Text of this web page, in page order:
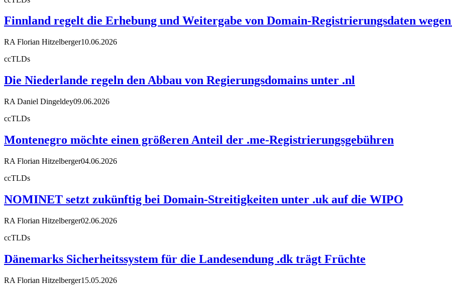
Finnland regelt die Erhebung und Weitergabe von Domain-Registrierungsdaten
RA Florian Hitzelberger10.06.2026
ccTLDs
Die Niederlande regeln den Abbau von Regierungsdomains unter .nl
RA Daniel Dingeldey09.06.2026
ccTLDs
Montenegro möchte einen größeren Anteil der .me-Registrierungsgebühren
RA Florian Hitzelberger04.06.2026
ccTLDs
NOMINET setzt zukünftig bei Domain-Streitigkeiten unter .uk auf die WIPO
RA Florian Hitzelberger02.06.2026
ccTLDs
Dänemarks Sicherheitssystem für die Landesendung .dk trägt Früchte
RA Florian Hitzelberger15.05.2026